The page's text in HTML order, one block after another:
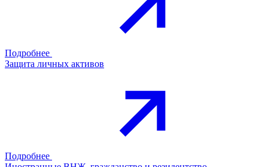
Подробнее
Защита личных активов
Подробнее